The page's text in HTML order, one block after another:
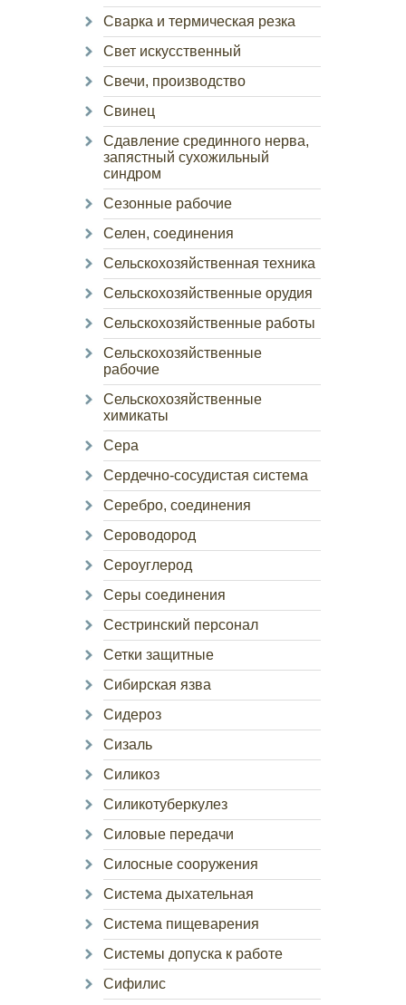
Сварка и термическая резка
Свет искусственный
Свечи, производство
Свинец
Сдавление срединного нерва,
запястный сухожильный
синдром
Сезонные рабочие
Селен, соединения
Сельскохозяйственная техника
Сельскохозяйственные орудия
Сельскохозяйственные работы
Сельскохозяйственные
рабочие
Сельскохозяйственные
химикаты
Сера
Сердечно-сосудистая система
Серебро, соединения
Сероводород
Сероуглерод
Серы соединения
Сестринский персонал
Сетки защитные
Сибирская язва
Сидероз
Сизаль
Силикоз
Силикотуберкулез
Силовые передачи
Силосные сооружения
Система дыхательная
Система пищеварения
Системы допуска к работе
Сифилис